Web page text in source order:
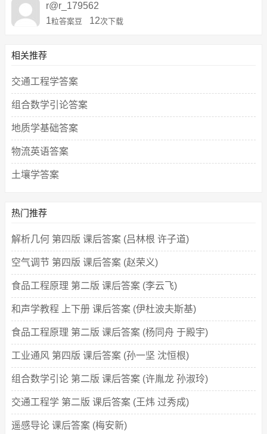
r@r_179562
1粒答案豆 12次下载
相关推荐
交通工程学答案
组合数学引论答案
地质学基础答案
物流英语答案
土壤学答案
热门推荐
解析几何 第四版 课后答案 (吕林根 许子道)
空气调节 第四版 课后答案 (赵荣义)
食品工程原理 第二版 课后答案 (李云飞)
和声学教程 上下册 课后答案 (伊杜波夫斯基)
食品工程原理 第二版 课后答案 (杨同舟 于殿宇)
工业通风 第四版 课后答案 (孙一坚 沈恒根)
组合数学引论 第二版 课后答案 (许胤龙 孙淑玲)
交通工程学 第二版 课后答案 (王炜 过秀成)
遥感导论 课后答案 (梅安新)